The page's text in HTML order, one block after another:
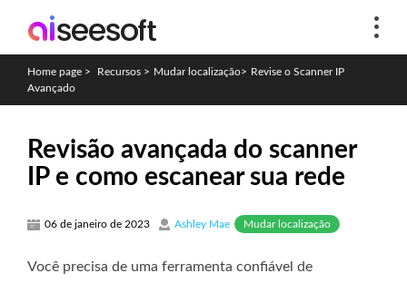
Home page > Recursos > Mudar localização> Revise o Scanner IP
Avançado
Revisão avançada do scanner
IP e como escanear sua rede
06 de janeiro de 2023 Ashley Mae Mudar localização
Você precisa de uma ferramenta confiável de